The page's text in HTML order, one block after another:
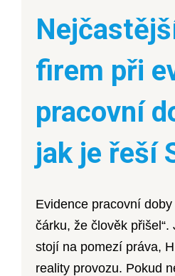
firem při
pracovní
jak je řeší
Evidence pracovní
čárku, že člověk
stojí na pomezí práva,
reality provozu. Pokud